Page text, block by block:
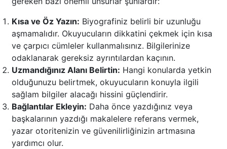
Kısa ve Öz Yazın: Biyografiniz belirli bir uzunluğu
aşmamalıdır. Okuyucuların dikkatini çekmek için kısa
ve çarpıcı cümleler kullanmalısınız. Bilgilerinize
odaklanarak gereksiz ayrıntılardan kaçının.
Uzmandığınız Alanı Belirtin: Hangi konularda yetkin
olduğunuzu belirtmek, okuyucuların konuyla ilgili
sağlam bilgiler alacağı hissini güçlendirir.
Bağlantılar Ekleyin: Daha önce yazdığınız veya
başkalarının yazdığı makalelere referans vermek,
yazar otoritenizin ve güvenilirliğinizin artmasına
yardımcı olur.